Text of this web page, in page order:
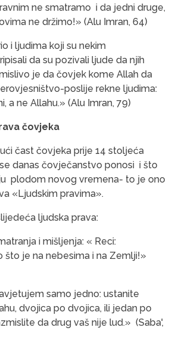
ne smatramo i da jedni druge,
ne držimo!» (Alu Imran, 64)
i ljudima koji su nekim
da su pozivali ljude da njih
je da čovjek kome Allah da
poslije rekne ljudima:
a ne Allahu.» (Alu Imran, 79)
čovjeka
čast čovjeka prije 14 stoljeća
danas čovječanstvo ponosi i što
plodom novog vremena- to je ono
«Ljudskim pravima».
ljudska prava:
i mišljenja: « Reci:
što je na nebesima i na Zemlji!»
samo jedno: ustanite
dvojica po dvojica, ili jedan po
da drug vaš nije lud.» (Saba',